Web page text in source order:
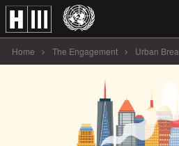
Home The Engagement Urban